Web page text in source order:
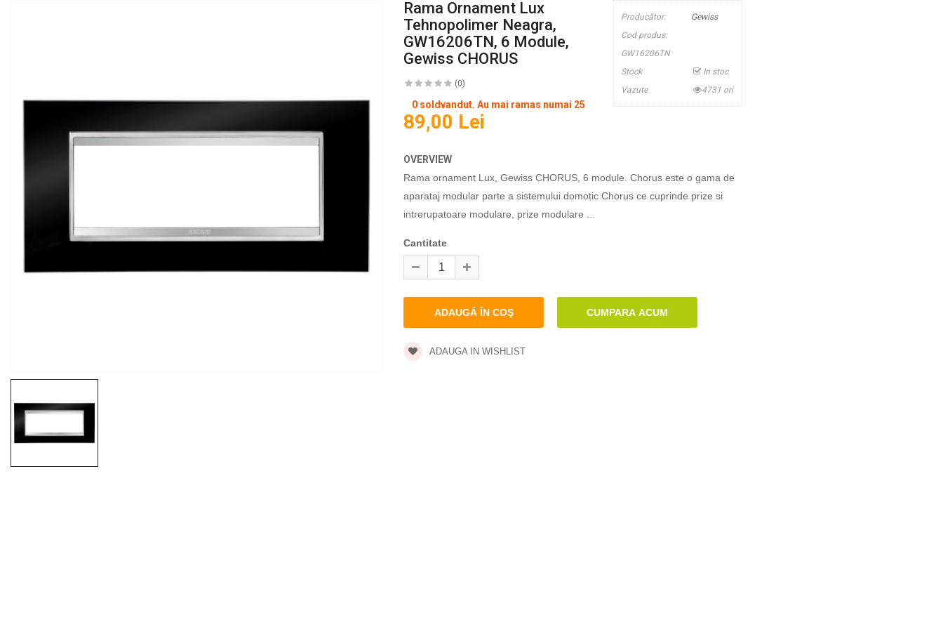
Rama Ornament Lux
Tehnopolimer Neagra,
GW16206TN, 6 Module,
Gewiss CHORUS
(0)
0 soldvandut. Au mai ramas numai 25
89,00 Lei
Producător:
Gewiss
Cod produs:
GW16206TN
Stock
In stoc
Vazute
4731 ori
OVERVIEW
Rama ornament Lux, Gewiss CHORUS, 6 module. Chorus este o gama de
aparataj modular parte a sistemului domotic Chorus ce cuprinde prize si
intrerupatoare modulare, prize modulare ...
Cantitate
ADAUGA IN WISHLIST